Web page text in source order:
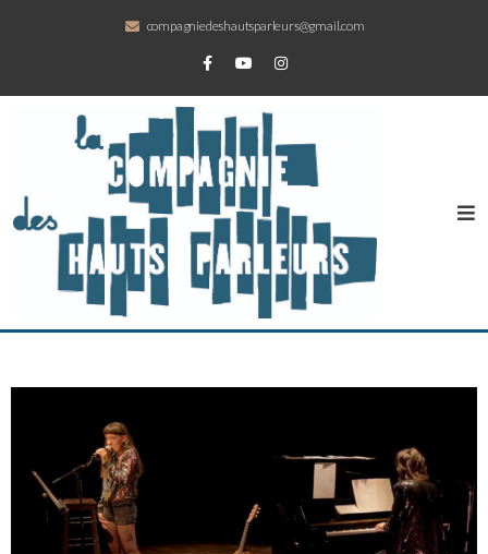
compagniedeshautsparleurs@gmail.com